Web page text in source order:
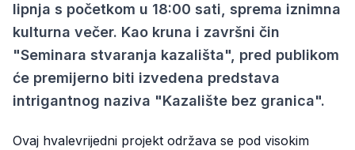
lipnja s početkom u 18:00 sati, sprema iznimna
kulturna večer. Kao kruna i završni čin
"Seminara stvaranja kazališta", pred publikom
će premijerno biti izvedena predstava
intrigantnog naziva "Kazalište bez granica".
Ovaj hvalevrijedni projekt održava se pod visokim